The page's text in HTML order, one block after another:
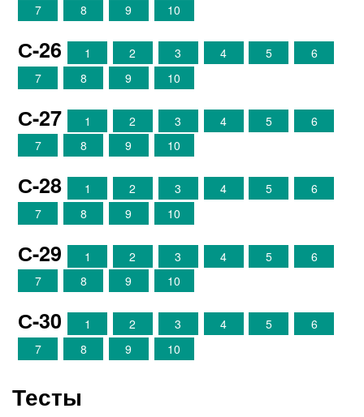
7
8 9 10
С-26 1 2 3 4 5
6
7
8 9 10
С-27 1 2 3 4 5
6
7
8 9 10
С-28 1 2 3 4 5
6
7
8 9 10
С-29 1 2 3 4 5
6
7
8 9 10
С-30 1 2 3 4 5
6
7
8 9 10
Тесты